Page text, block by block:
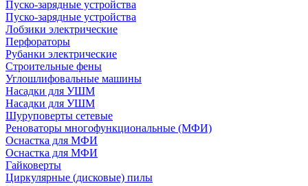
Пуско-зарядные устройства
Пуско-зарядные устройства
Лобзики электрические
Перфораторы
Рубанки электрические
Строительные фены
Углошлифовальные машины
Насадки для УШМ
Насадки для УШМ
Шуруповерты сетевые
Реноваторы многофункциональные (МФИ)
Оснастка для МФИ
Оснастка для МФИ
Гайковерты
Циркулярные (дисковые) пилы